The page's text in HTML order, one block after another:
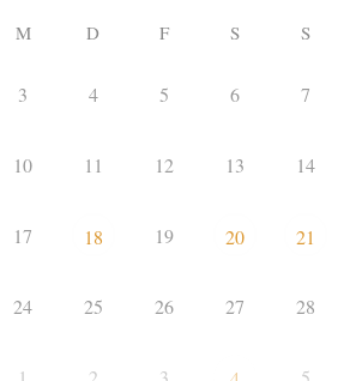
M D F S S
3 4 5 6 7
10 11 12 13 14
17 18 19 20 21
24 25 26 27 28